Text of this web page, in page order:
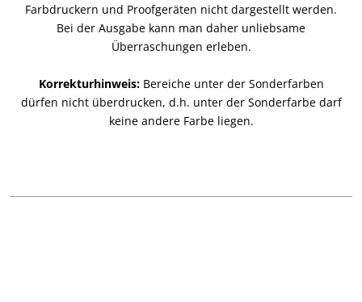
Farbdruckern und Proofgeräten nicht dargestellt werden.
Bei der Ausgabe kann man daher unliebsame
Überraschungen erleben.
Korrekturhinweis:Bereiche unter der Sonderfarben
dürfen nicht überdrucken, d.h. unter der Sonderfarbe darf
keine andere Farbe liegen.